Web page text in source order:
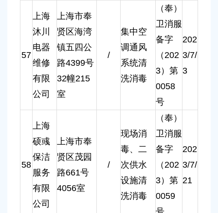
57
上海
沐川
电器
维修
有限
公司
上海市奉
贤区海湾
镇五四公
路4399号
32幢215
室
/
集中空
调通风
系统清
洗消毒
（奉）
卫消服
备字
（202
3）第
0058
号
202
3/7/
3
58
上海
硕彧
保洁
服务
有限
公司
上海市奉
贤区茂园
路661号
4056室
/
现场消
毒、二
次供水
设施清
洗消毒
（奉）
卫消服
备字
（202
3）第
0059
202
3/7/
21